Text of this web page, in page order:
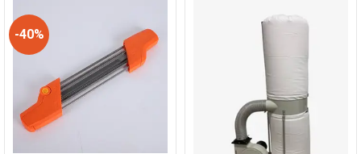
40%